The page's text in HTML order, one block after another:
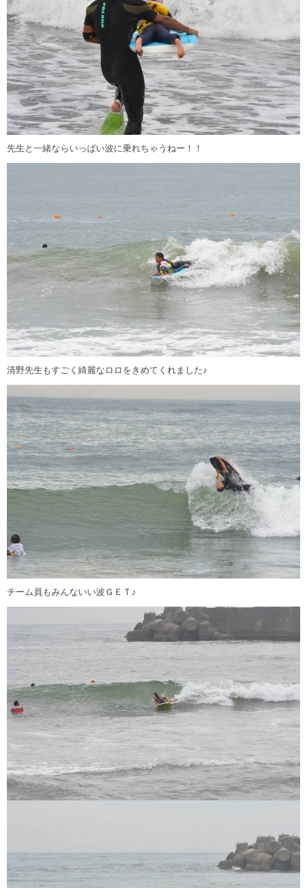
先生と一緒ならいっぱい波に乗れちゃうねー！！
清野先生もすごく綺麗なロロをきめてくれました♪
チーム員もみんないい波ＧＥＴ♪